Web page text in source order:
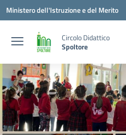
Vai ai contenuti
Vai al menu di navigazione
Vai al footer
Ministero dell'Istruzione e del Merito
Circolo Didattico
Spoltore